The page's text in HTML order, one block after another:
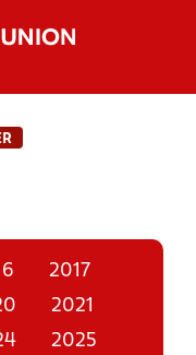
KLUBBER OG
2017
2021
2025